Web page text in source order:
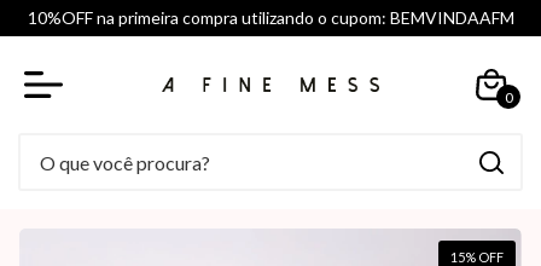
10%OFF na primeira compra utilizando o cupom: BEMVINDAAFM
0
15% OFF